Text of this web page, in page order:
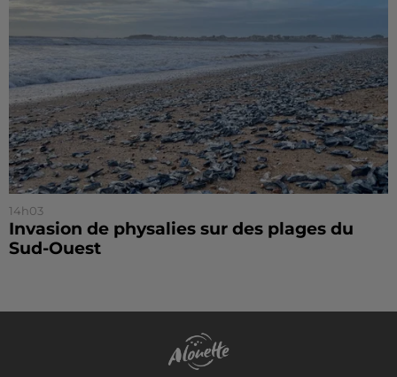
14h03
Invasion de physalies sur des plages du
Sud-Ouest